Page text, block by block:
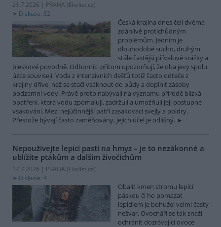
21.7.2026 | PRAHA (Ekolist.cz)
Diskuse: 32
Česká krajina dnes čelí dvěma
zdánlivě protichůdným
problémům. Jedním je
dlouhodobé sucho, druhým
stále častější přívalové srážky a
bleskové povodně. Odborníci přitom upozorňují, že oba jevy spolu
úzce souvisejí. Voda z intenzivních dešťů totiž často odteče z
krajiny dříve, než se stačí vsáknout do půdy a doplnit zásoby
podzemní vody. Právě proto nabývají na významu přírodě blízká
opatření, která vodu zpomalují, zadržují a umožňují její postupné
vsakování. Mezi nejúčinnější patří zasakovací svejly a poldry.
Přestože bývají často zaměňovány, jejich účel je odlišný.
Nepoužívejte lepící pasti na hmyz – je to nezákonné a
ublížíte ptákům a dalším živočichům
17.7.2026 | PRAHA (Ekolist.cz)
Diskuse: 4
Obalit kmen stromu lepící
páskou či ho pomazat
lepidlem je bohužel velmi častý
nešvar. Ovocnáři se tak snaží
ochránit dozrávající ovoce